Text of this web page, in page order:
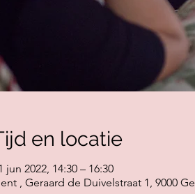
en locatie
jun 2022, 14:30 – 16:30
, Geraard de Duivelstraat 1, 9000